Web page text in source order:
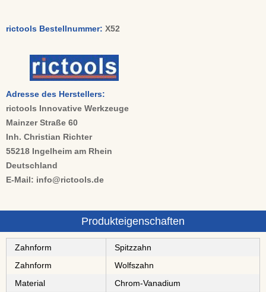
rictools Bestellnummer: X52
Adresse des Herstellers:
rictools Innovative Werkzeuge
Mainzer Straße 60
Inh. Christian Richter
55218 Ingelheim am Rhein
Deutschland
E-Mail: info@rictools.de
Produkteigenschaften
Zahnform
Spitzzahn
Zahnform
Wolfszahn
Material
⁠⁠⁠⁠Chrom-Vanadium